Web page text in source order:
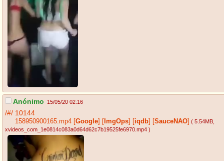
Anónimo 15/05/20 02:16
/#/ 10144
158950900165.mp4 Google ImgOps iqdb SauceNAO ( 5.54MB,
xvideos_com_1e0814c083a0d64d62c7b19525fe6970.mp4 )